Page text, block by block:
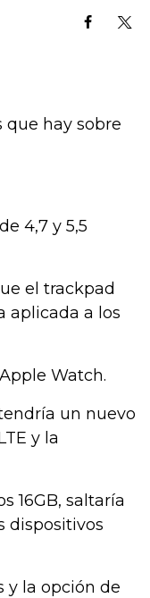
hay sobre
4,7 y 5,5
el trackpad
aplicada a los
Watch.
un nuevo
y la
16GB, saltaría
dispositivos
y la opción de